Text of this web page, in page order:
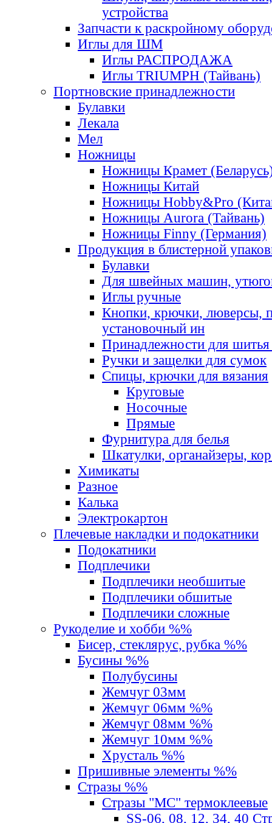
устройства
Запчасти к раскройному
Иглы для ШМ
Иглы РАСПРОДАЖА
Иглы TRIUMPH (Тайвань)
Портновские принадлежности
Булавки
Лекала
Мел
Ножницы
Ножницы Крамет
Ножницы Китай
Ножницы Hobby&Pro
Ножницы Aurora (Тайвань)
Ножницы Finny (Германия)
Продукция в блистерной
Булавки
Для швейных машин,
Иглы ручные
Кнопки, крючки, люверсы,
установочный ин
Принадлежности для шитья
Ручки и защелки для сумок
Спицы, крючки для вязания
Круговые
Носочные
Прямые
Фурнитура для белья
Шкатулки, органайзеры,
Химикаты
Разное
Калька
Электрокартон
Плечевые накладки и подокатники
Подокатники
Подплечики
Подплечики необшитые
Подплечики обшитые
Подплечики сложные
Рукоделие и хобби %%
Бисер, стеклярус, рубка %%
Бусины %%
Полубусины
Жемчуг 03мм
Жемчуг 06мм %%
Жемчуг 08мм %%
Жемчуг 10мм %%
Хрусталь %%
Пришивные элементы %%
Стразы %%
Стразы "MС" термоклеевые
SS-06, 08, 12, 34, 40